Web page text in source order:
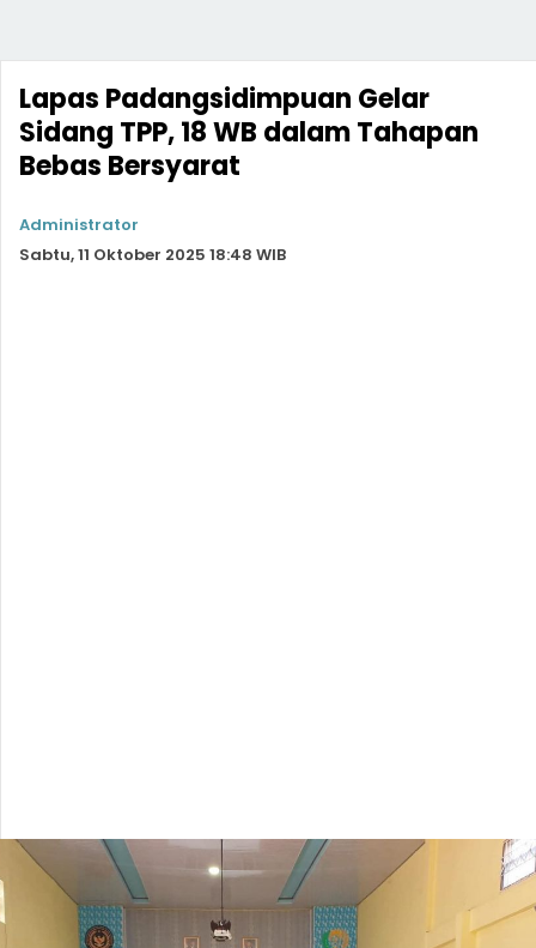
Lapas Padangsidimpuan Gelar
Sidang TPP, 18 WB dalam Tahapan
Bebas Bersyarat
Administrator
Sabtu, 11 Oktober 2025 18:48 WIB